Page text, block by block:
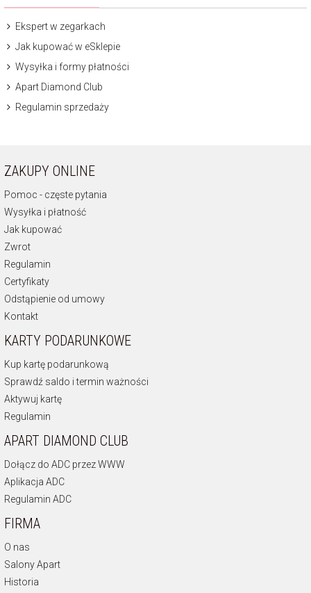
Ekspert w zegarkach
Jak kupować w eSklepie
Wysyłka i formy płatności
Apart Diamond Club
Regulamin sprzedaży
ZAKUPY ONLINE
Pomoc - częste pytania
Wysyłka i płatność
Jak kupować
Zwrot
Regulamin
Certyfikaty
Odstąpienie od umowy
Kontakt
KARTY PODARUNKOWE
Kup kartę podarunkową
Sprawdź saldo i termin ważności
Aktywuj kartę
Regulamin
APART DIAMOND CLUB
Dołącz do ADC przez WWW
Aplikacja ADC
Regulamin ADC
FIRMA
O nas
Salony Apart
Historia